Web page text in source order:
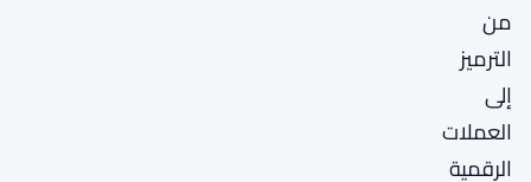
من
الترميز
إلى
العملات
الرقمية